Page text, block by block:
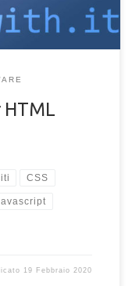
CSS
19 Febbraio 2020